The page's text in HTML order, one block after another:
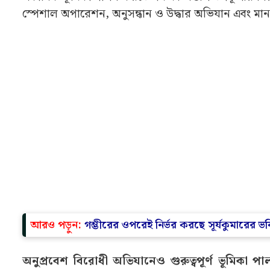
স্পেশাল অপারেশন, অনুসন্ধান ও উদ্ধার অভিযান এবং
আরও পড়ুন: গম্ভীরের ওপরেই নির্ভর করছে
অনুপ্রবেশ বিরোধী অভিযানেও গুরুত্বপূর্ণ ভূমিকা